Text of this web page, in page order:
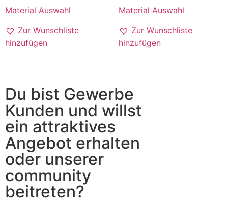
Material Auswahl
Zur Wunschliste
hinzufügen
Material Auswahl
Zur Wunschliste
hinzufügen
Du bist Gewerbe
Kunden und willst
ein attraktives
Angebot erhalten
oder unserer
community
beitreten?